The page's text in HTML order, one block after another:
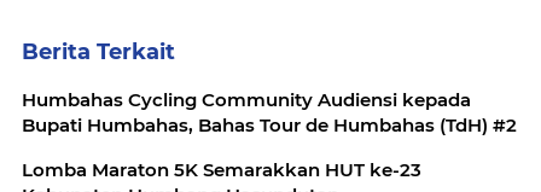
Berita Terkait
Humbahas Cycling Community Audiensi kepada
Bupati Humbahas, Bahas Tour de Humbahas (TdH) #2
Lomba Maraton 5K Semarakkan HUT ke-23